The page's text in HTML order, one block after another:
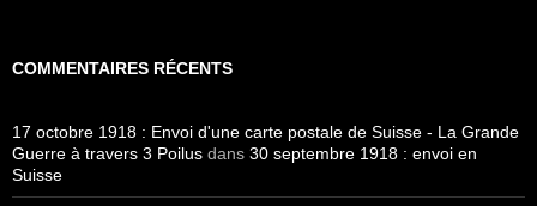
COMMENTAIRES RÉCENTS
17 octobre 1918 : Envoi d'une carte postale de Suisse - La Grande
Guerre à travers 3 Poilus dans 30 septembre 1918 : envoi en
Suisse